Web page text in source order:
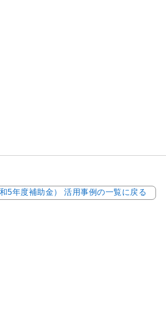
5年度補助金） 活用事例の一覧に戻る